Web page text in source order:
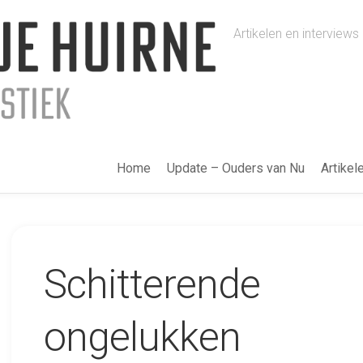
Artikelen en
Home Update – Ouders van Nu
Schitterende
ongelukken